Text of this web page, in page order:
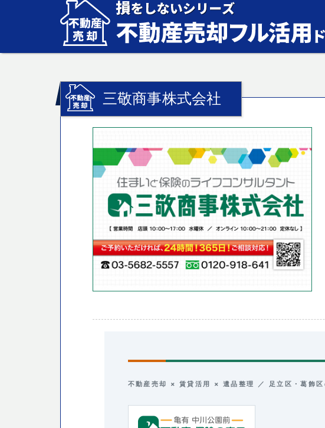
三敬商事株式会社
不動産売却 × 賃貸活用 × 遺品整理 ／ 足立区・葛飾区